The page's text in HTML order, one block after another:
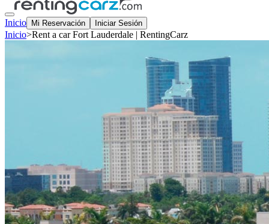
Inicio Mi Reservación Iniciar Sesión
Inicio>Rent a car Fort Lauderdale | RentingCarz